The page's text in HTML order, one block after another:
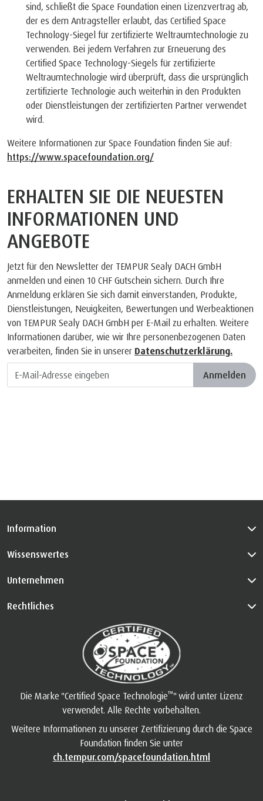
sind, schließt die Space Foundation einen Lizenzvertrag ab,
der es dem Antragsteller erlaubt, das Certified Space
Technology-Siegel für zertifizierte Weltraumtechnologie zu
verwenden. Bei jedem Verfahren zur Erneuerung des
Certified Space Technology-Siegels für zertifizierte
Weltraumtechnologie wird überprüft, dass die ursprünglich
zertifizierte Technologie auch weiterhin in den Produkten
oder Dienstleistungen der zertifizierten Partner verwendet
wird.
Weitere Informationen zur Space Foundation finden Sie auf:
https://www.spacefoundation.org/
ERHALTEN SIE DIE NEUESTEN
INFORMATIONEN UND
ANGEBOTE
Jetzt für den Newsletter der TEMPUR Sealy DACH GmbH
anmelden und einen 10 CHF Gutschein sichern. Durch Ihre
Anmeldung erklären Sie sich damit einverstanden, Produkte,
Dienstleistungen, Neuigkeiten, Bewertungen und Werbeaktionen
von TEMPUR Sealy DACH GmbH per E-Mail zu erhalten. Weitere
Informationen darüber, wie wir Ihre personenbezogenen Daten
verarbeiten, finden Sie in unserer Datenschutzerklärung.
Anmelden
Information
Wissenswertes
Unternehmen
Rechtliches
Die Marke "Certified Space Technologie™" wird unter Lizenz
verwendet. Alle Rechte vorbehalten.
Weitere Informationen zu unserer Zertifizierung durch die Space
Foundation finden Sie unter
ch.tempur.com/spacefoundation.html